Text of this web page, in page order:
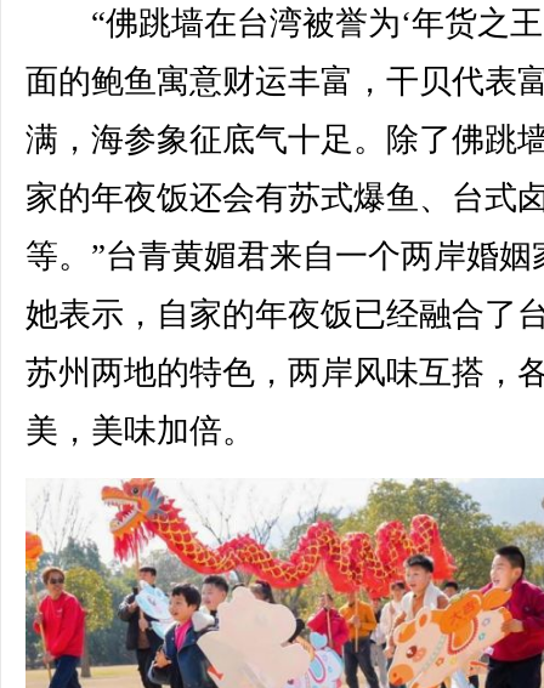
“佛跳墙在台湾被誉为‘年货之王
面的鲍鱼寓意财运丰富，干贝代表
满，海参象征底气十足。除了佛跳
家的年夜饭还会有苏式爆鱼、台式
等。”台青黄媚君来自一个两岸婚姻
她表示，自家的年夜饭已经融合了
苏州两地的特色，两岸风味互搭，
美，美味加倍。